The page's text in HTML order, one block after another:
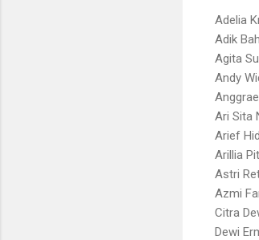
Adelia
Adik
Agita
Andy
Ari Sita
Arief
Arillia
Astri
Azmi
Citra
Dewi